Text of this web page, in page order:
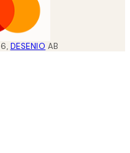
, DESENIO AB